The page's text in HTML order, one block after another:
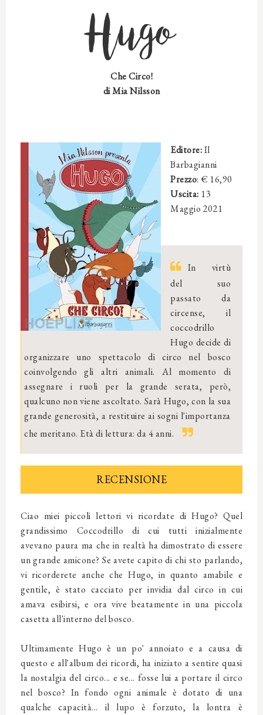
Hugo
Che Circo!
diMia Nilsson
Editore:Il
Barbagianni
Prezzo: € 16,90
Uscita: 13
Maggio 2021
In virtù
del suo
passato da
circense, il
coccodrillo
Hugo decide di
organizzare uno spettacolo di circo nel bosco
coinvolgendo gli altri animali. Al momento di
assegnare i ruoli per la grande serata, però,
qualcuno non viene ascoltato. Sarà Hugo, con la sua
grande generosità, a restituire ai sogni l'importanza
che meritano. Età di lettura: da 4 anni.
RECENSIONE
Ciao miei piccoli lettori vi ricordate di Hugo? Quel
grandissimo Coccodrillo di cui tutti inizialmente
avevano paura ma che in realtà ha dimostrato di essere
un grande amicone? Se avete capito di chi sto parlando,
vi ricorderete anche che Hugo, in quanto amabile e
gentile, è stato cacciato per invidia dal circo in cui
amava esibirsi, e ora vive beatamente in una piccola
casetta all'interno del bosco.
Ultimamente Hugo è un po' annoiato e a causa di
questo e all'album dei ricordi, ha iniziato a sentire quasi
la nostalgia del circo... e se... fosse lui a portare il circo
nel bosco? In fondo ogni animale è dotato di una
qualche capacità... il lupo è forzuto, la lontra è